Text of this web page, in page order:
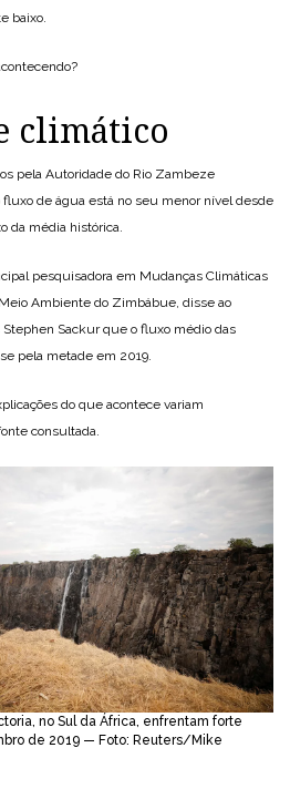
baixo.
climático
pela Autoridade do Rio Zambeze
de água está no seu menor nível desde
da média histórica.
pesquisadora em Mudanças Climáticas
Ambiente do Zimbábue, disse ao
Stephen Sackur que o fluxo médio das
pela metade em 2019.
do que acontece variam
consultada.
no Sul da África, enfrentam forte
de 2019 — Foto: Reuters/Mike